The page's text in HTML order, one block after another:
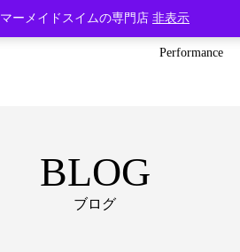
Performance
BLOG
ブログ
マーメイドスイムの専門店 非表示